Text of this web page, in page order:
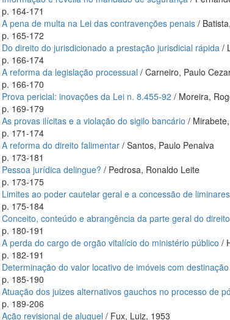
p. 164-171
A pena de multa na Lei das contravenções penais /
p. 165-172
Do direito do jurisdicionado a prestação jurisdicial rápida /
p. 166-174
A reforma da legislação processual / Carneiro, Paulo
p. 166-170
Prova pericial: inovações da Lei n. 8.455-92 / Moreira,
p. 169-179
As provas ilícitas e a violação do sigilo bancário /
p. 171-174
A reforma do direito falimentar / Santos, Paulo Penalva
p. 173-181
Pessoa jurídica delingue? / Pedrosa, Ronaldo Leite
p. 173-175
Limites ao poder cautelar geral e a concessão de liminares
p. 175-184
Conceito, conteúdo e abrangência da parte geral do
p. 180-191
A perda do cargo de orgão vitalício do ministério público /
p. 182-191
Determinação do valor locativo de imóveis com
p. 185-190
Atuação dos juizes alternativos gauchos no processo de
p. 189-206
Ação revisional de aluguel / Fux, Luiz, 1953